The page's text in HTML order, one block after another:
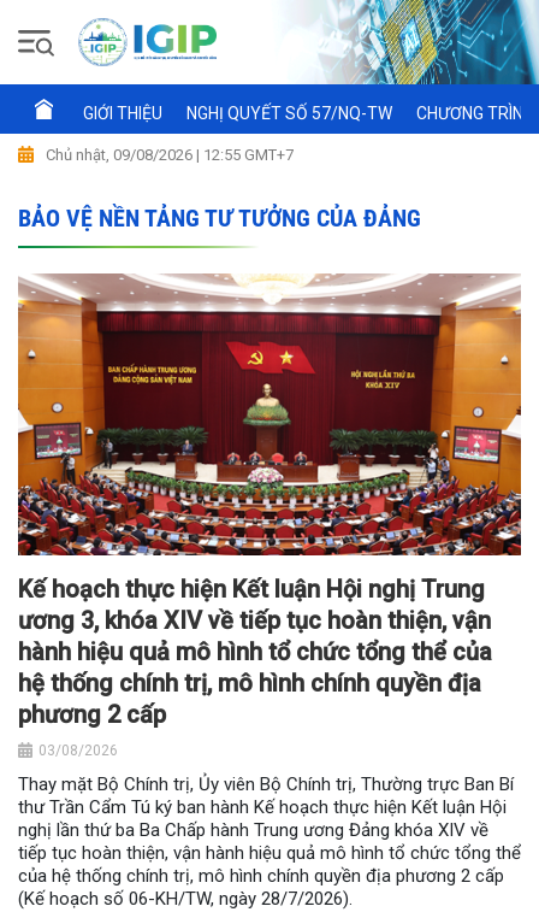
GIỚI THIỆU NGHỊ QUYẾT SỐ 57/NQ-TW CHƯƠNG
Chủ nhật, 09/08/2026 | 12:55 GMT+7
BẢO VỆ NỀN TẢNG TƯ TƯỞNG CỦA ĐẢNG
Kế hoạch thực hiện Kết luận Hội nghị Trung
ương 3, khóa XIV về tiếp tục hoàn thiện, vận
hành hiệu quả mô hình tổ chức tổng thể của
hệ thống chính trị, mô hình chính quyền địa
phương 2 cấp
03/08/2026
Thay mặt Bộ Chính trị, Ủy viên Bộ Chính trị, Thường trực Ban Bí
thư Trần Cẩm Tú ký ban hành Kế hoạch thực hiện Kết luận Hội
nghị lần thứ ba Ba Chấp hành Trung ương Đảng khóa XIV về
tiếp tục hoàn thiện, vận hành hiệu quả mô hình tổ chức tổng thể
của hệ thống chính trị, mô hình chính quyền địa phương 2 cấp
(Kế hoạch số 06-KH/TW, ngày 28/7/2026).